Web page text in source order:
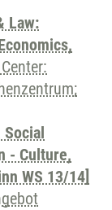
Law:
- Culture,
WS 13/14]